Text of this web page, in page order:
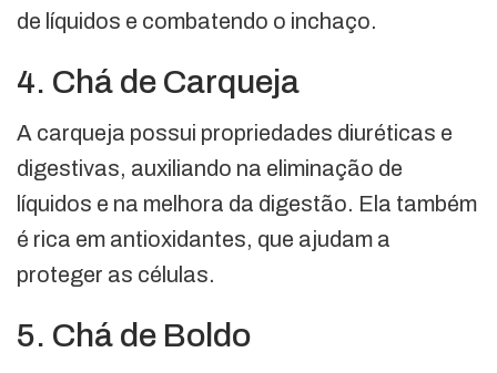
de líquidos e combatendo o inchaço.
4. Chá de Carqueja
A carqueja possui propriedades diuréticas e
digestivas, auxiliando na eliminação de
líquidos e na melhora da digestão. Ela também
é rica em antioxidantes, que ajudam a
proteger as células.
5. Chá de Boldo